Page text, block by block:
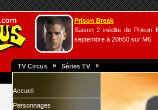
Prison Break
Saison 2 inédite de Prison
septembre à 20h50 sur M6.
TV Circus » Séries TV »
Accueil
Personnages